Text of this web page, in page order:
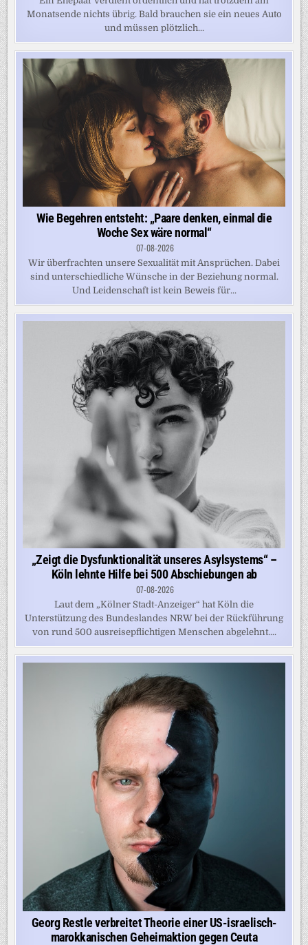
Monatsende nichts übrig. Bald brauchen sie ein neues Auto
und müssen plötzlich...
Wie Begehren entsteht: „Paare denken, einmal die
Woche Sex wäre normal“
07-08-2026
Wir überfrachten unsere Sexualität mit Ansprüchen. Dabei
sind unterschiedliche Wünsche in der Beziehung normal.
Und Leidenschaft ist kein Beweis für...
„Zeigt die Dysfunktionalität unseres Asylsystems“ –
Köln lehnte Hilfe bei 500 Abschiebungen ab
07-08-2026
Laut dem „Kölner Stadt-Anzeiger“ hat Köln die
Unterstützung des Bundeslandes NRW bei der Rückführung
von rund 500 ausreisepflichtigen Menschen abgelehnt....
Georg Restle verbreitet Theorie einer US-israelisch-
marokkanischen Geheimaktion gegen Ceuta